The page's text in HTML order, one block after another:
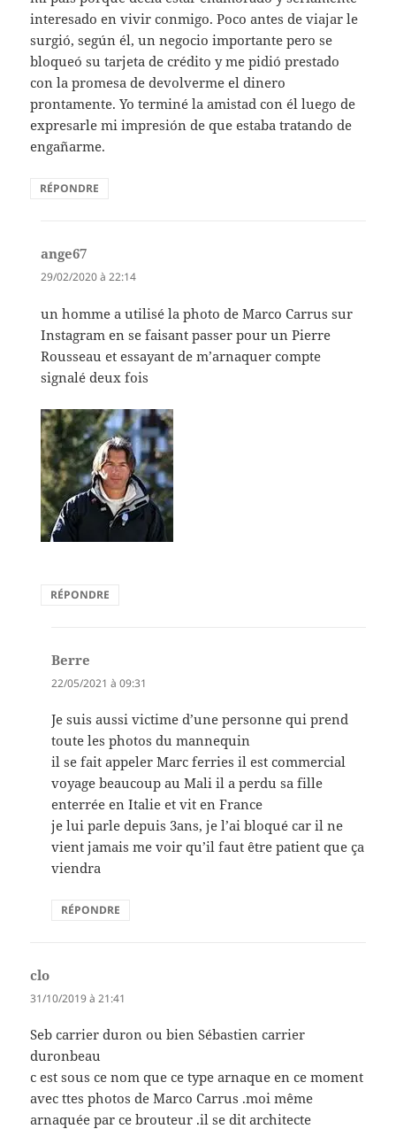
interesado en vivir conmigo. Poco antes de viajar le
surgió, según él, un negocio importante pero se
bloqueó su tarjeta de crédito y me pidió prestado
con la promesa de devolverme el dinero
prontamente. Yo terminé la amistad con él luego de
expresarle mi impresión de que estaba tratando de
engañarme.
RÉPONDRE
ange67
29/02/2020 à 22:14
un homme a utilisé la photo de Marco Carrus sur
Instagram en se faisant passer pour un Pierre
Rousseau et essayant de m’arnaquer compte
signalé deux fois
RÉPONDRE
Berre
22/05/2021 à 09:31
Je suis aussi victime d’une personne qui prend
toute les photos du mannequin
il se fait appeler Marc ferries il est commercial
voyage beaucoup au Mali il a perdu sa fille
enterrée en Italie et vit en France
je lui parle depuis 3ans, je l’ai bloqué car il ne
vient jamais me voir qu’il faut être patient que ça
viendra
RÉPONDRE
clo
31/10/2019 à 21:41
Seb carrier duron ou bien Sébastien carrier
duronbeau
c est sous ce nom que ce type arnaque en ce moment
avec ttes photos de Marco Carrus .moi même
arnaquée par ce brouteur .il se dit architecte